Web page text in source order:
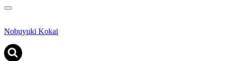
ナ
ゲ
シ
ョ
Nobuyuki Kokai